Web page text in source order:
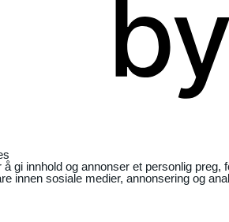
gi innhold og annonser et personlig
innen sosiale medier, annonsering og